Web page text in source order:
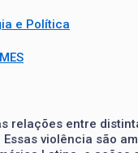
e Política
relações entre
violência são